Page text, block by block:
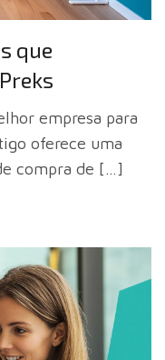
que
empresa para
oferece uma
compra de […]